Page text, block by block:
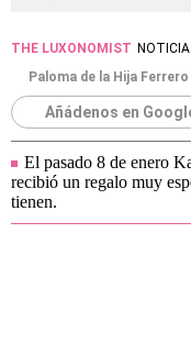
THE LUXONOMIST NOTICIA
Paloma de la Hija Ferrero
Añádenos en
El pasado 8 de enero
recibió un regalo muy
tienen.